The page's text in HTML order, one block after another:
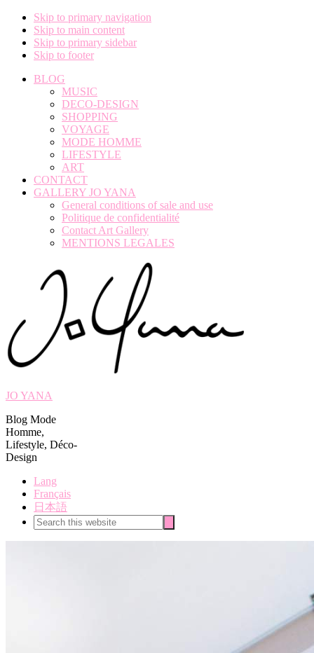
Skip to primary navigation
Skip to main content
Skip to primary sidebar
Skip to footer
BLOG
MUSIC
DECO-DESIGN
SHOPPING
VOYAGE
MODE HOMME
LIFESTYLE
ART
CONTACT
GALLERY JO YANA
General conditions of sale and use
Politique de confidentialité
Contact Art Gallery
MENTIONS LEGALES
JO YANA
Blog Mode
Homme,
Lifestyle, Déco-
Design
Lang
Français
日本語
Search
this